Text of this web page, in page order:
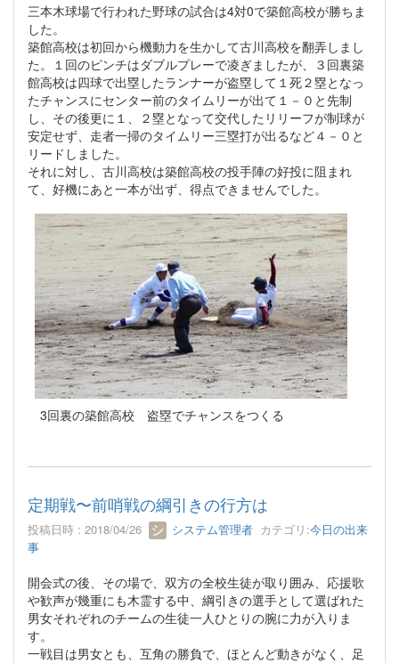
三本木球場で行われた野球の試合は4対0で築館高校が勝ちま
した。
築館高校は初回から機動力を生かして古川高校を翻弄しまし
た。１回のピンチはダブルプレーで凌ぎましたが、３回裏築
館高校は四球で出塁したランナーが盗塁して１死２塁となっ
たチャンスにセンター前のタイムリーが出て１－０と先制
し、その後更に１、２塁となって交代したリリーフが制球が
安定せず、走者一掃のタイムリー三塁打が出るなど４－０と
リードしました。
それに対し、古川高校は築館高校の投手陣の好投に阻まれ
て、好機にあと一本が出ず、得点できませんでした。
3回裏の築館高校 盗塁でチャンスをつくる
定期戦〜前哨戦の綱引きの行方は
投稿日時 : 2018/04/26 システム管理者 カテゴリ:今日の出来
事
開会式の後、その場で、双方の全校生徒が取り囲み、応援歌
や歓声が幾重にも木霊する中、綱引きの選手として選ばれた
男女それぞれのチームの生徒一人ひとりの腕に力が入りま
す。
一戦目は男女とも、互角の勝負で、ほとんど動きがなく、足